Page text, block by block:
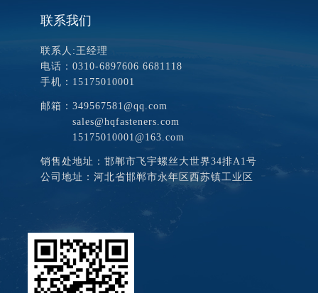
联系我们
联系人:王经理
电话：0310-6897606 6681118
手机：15175010001
邮箱：349567581@qq.com
sales@hqfasteners.com
15175010001@163.com
销售处地址：邯郸市飞宇螺丝大世界34排A1号
公司地址：河北省邯郸市永年区西苏镇工业区